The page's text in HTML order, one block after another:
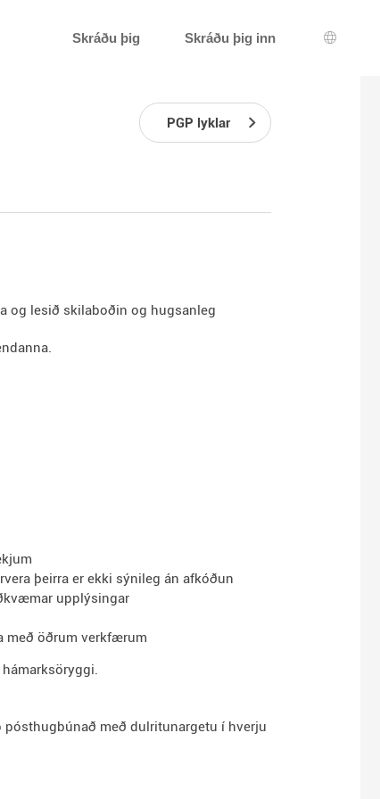
Skráðu þig Skráðu þig inn
PGP lyklar
og lesið skilaboðin og hugsanleg
þeirra er ekki sýnileg án afkóðun
upplýsingar
með öðrum verkfærum
pósthugbúnað með dulritunargetu í hverju